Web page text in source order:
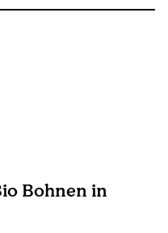
Bohnen in